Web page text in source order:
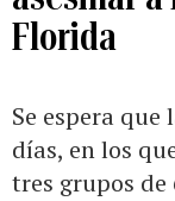
Florida
Se espera
días, en los
tres grupos